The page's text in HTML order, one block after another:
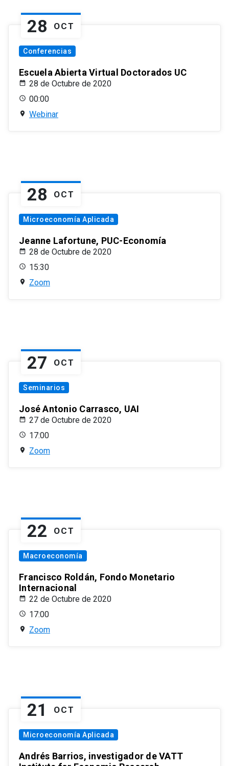
28 OCT
Conferencias
Escuela Abierta Virtual Doctorados UC
28 de Octubre de 2020
00:00
Webinar
28 OCT
Microeconomía Aplicada
Jeanne Lafortune, PUC-Economía
28 de Octubre de 2020
15:30
Zoom
27 OCT
Seminarios
José Antonio Carrasco, UAI
27 de Octubre de 2020
17:00
Zoom
22 OCT
Macroeconomía
Francisco Roldán, Fondo Monetario
Internacional
22 de Octubre de 2020
17:00
Zoom
21 OCT
Microeconomía Aplicada
Andrés Barrios, investigador de VATT